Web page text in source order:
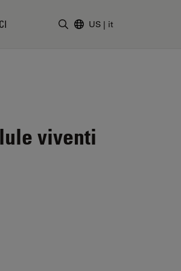
US | it
viventi